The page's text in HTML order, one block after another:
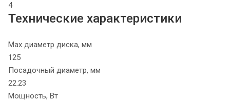
4
Технические характеристики
Max диаметр диска, мм
125
Посадочный диаметр, мм
22.23
Мощность, Вт